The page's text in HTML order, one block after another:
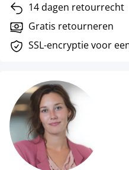
14 dagen retourrecht
Gratis retourneren
SSL-encryptie voor